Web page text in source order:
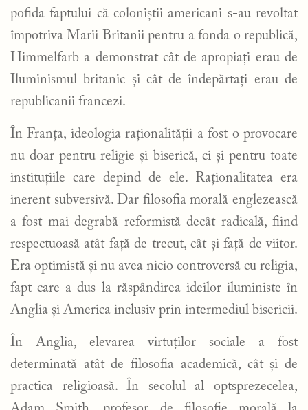
pofida faptului că coloniștii americani s-au revoltat
împotriva Marii Britanii pentru a fonda o republică,
Himmelfarb a demonstrat cât de apropiați erau de
Iluminismul britanic și cât de îndepărtați erau de
republicanii francezi.
În Franța, ideologia raționalității a fost o provocare
nu doar pentru religie și biserică, ci și pentru toate
instituțiile care depind de ele. Raționalitatea era
inerent subversivă. Dar filosofia morală englezească
a fost mai degrabă reformistă decât radicală, fiind
respectuoasă atât față de trecut, cât și față de viitor.
Era optimistă și nu avea nicio controversă cu religia,
fapt care a dus la răspândirea ideilor iluministe în
Anglia și America inclusiv prin intermediul bisericii.
În Anglia, elevarea virtuților sociale a fost
determinată atât de filosofia academică, cât și de
practica religioasă. În secolul al optsprezecelea,